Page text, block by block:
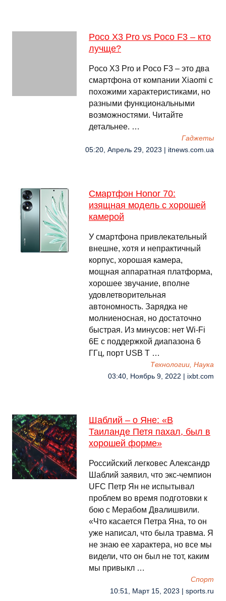
Poco X3 Pro vs Poco F3 – кто
лучще?
Poco X3 Pro и Poco F3 – это два
смартфона от компании Xiaomi с
похожими характеристиками, но
разными функциональными
возможностями. Читайте
детальнее. …
Гаджеты
05:20, Апрель 29, 2023 | itnews.com.ua
Смартфон Honor 70:
изящная модель с хорошей
камерой
У смартфона привлекательный
внешне, хотя и непрактичный
корпус, хорошая камера,
мощная аппаратная платформа,
хорошее звучание, вполне
удовлетворительная
автономность. Зарядка не
молниеносная, но достаточно
быстрая. Из минусов: нет Wi-Fi
6E с поддержкой диапазона 6
ГГц, порт USB T …
Технологии, Наука
03:40, Ноябрь 9, 2022 | ixbt.com
Шаблий – о Яне: «В
Таиланде Петя пахал, был в
хорошей форме»
Российский легковес Александр
Шаблий заявил, что экс-чемпион
UFC Петр Ян не испытывал
проблем во время подготовки к
бою с Мерабом Двалишвили.
«Что касается Петра Яна, то он
уже написал, что была травма. Я
не знаю ее характера, но все мы
видели, что он был не тот, каким
мы привыкл …
Спорт
10:51, Март 15, 2023 | sports.ru